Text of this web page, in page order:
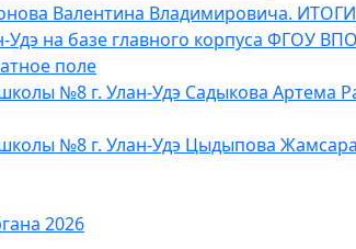
Валентина Владимировича.
Удэ на базе главного корпуса ФГОУ
поле
№8 г. Улан-Удэ Садыкова
№8 г. Улан-Удэ Цыдыпова
2026